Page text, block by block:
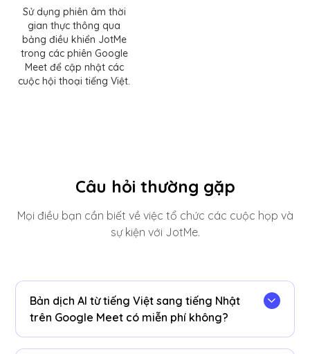
Sử dụng phiên âm thời
gian thực thông qua
bảng điều khiển JotMe
trong các phiên Google
Meet để cập nhật các
cuộc hội thoại tiếng Việt.
Câu hỏi thường gặp
Mọi điều bạn cần biết về việc tổ chức các cuộc họp và
sự kiện với JotMe.
Bản dịch AI từ tiếng Việt sang tiếng Nhật
trên Google Meet có miễn phí không?